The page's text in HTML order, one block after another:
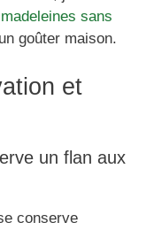
madeleines sans
goûter maison.
et
un flan aux
conserve